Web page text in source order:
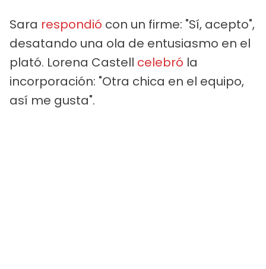
Sara respondió con un firme: "Sí, acepto",
desatando una ola de entusiasmo en el
plató. Lorena Castell celebró la
incorporación: "Otra chica en el equipo,
así me gusta".